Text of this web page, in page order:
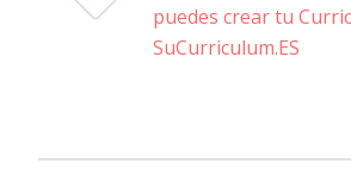
puedes crear tu
SuCurriculum.ES